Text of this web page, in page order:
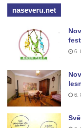
Kříže ve Frýdlantu
Kříž na Křížové
Frýdlantu
Centrální kříž
Kříž u koryta
Kříž na Strážném
Kříž poblíž Ovčího
Kříž u kaple
naseveru.net
6.
6.